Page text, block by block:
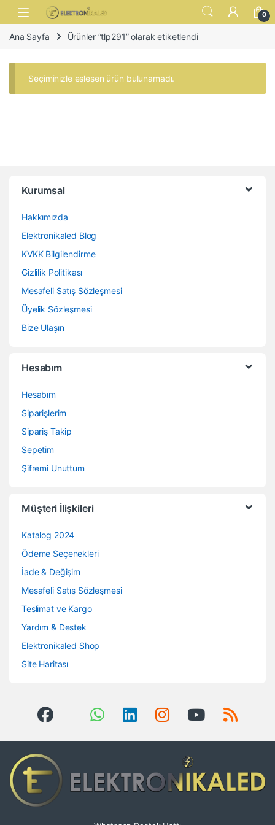
Skip to navigation
Skip to content
Open 0
Ana Sayfa Ürünler “tlp291” olarak etiketlendi
Seçiminizle eşleşen ürün bulunamadı.
Kurumsal
Hakkımızda
Elektronikaled Blog
KVKK Bilgilendirme
Gizlilik Politikası
Mesafeli Satış Sözleşmesi
Üyelik Sözleşmesi
Bize Ulaşın
Hesabım
Hesabım
Siparişlerim
Sipariş Takip
Sepetim
Şifremi Unuttum
Müşteri İlişkileri
Katalog 2024
Ödeme Seçenekleri
İade & Değişim
Mesafeli Satış Sözleşmesi
Teslimat ve Kargo
Yardım & Destek
Elektronikaled Shop
Site Haritası